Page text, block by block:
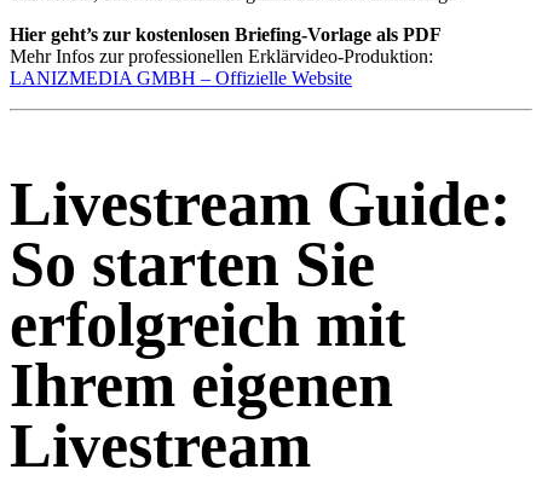
Hier geht’s zur kostenlosen Briefing-Vorlage als PDF
Mehr Infos zur professionellen Erklärvideo-Produktion:
LANIZMEDIA GMBH – Offizielle Website
Livestream Guide:
So starten Sie
erfolgreich mit
Ihrem eigenen
Livestream